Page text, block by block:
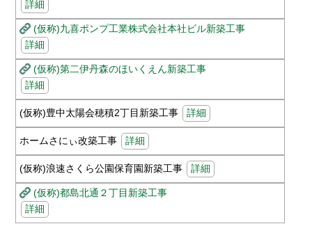
詳細
(仮称)九喜ポンプ工業株式会社本社ビル新築工事
詳細
(仮称)第二伊丹森のほいくえん新築工事
詳細
(仮称)豊中太陽会穂積2丁目新築工事 詳細
ホームさにぃ改築工事 詳細
(仮称)浪速さくら公園保育園新築工事 詳細
(仮称)都島北通２丁目新築工事
詳細